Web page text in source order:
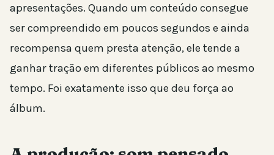
apresentações. Quando um conteúdo consegue
ser compreendido em poucos segundos e ainda
recompensa quem presta atenção, ele tende a
ganhar tração em diferentes públicos ao mesmo
tempo. Foi exatamente isso que deu força ao
álbum.